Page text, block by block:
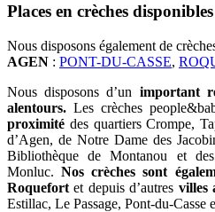
Places en crèches
Nous disposons également de
AGEN : PONT-DU-CASSE,
Nous disposons d’un important
alentours. Les crèches
proximité des quartiers Crompe,
d’Agen, de Notre Dame des
Bibliothèque de Montanou et
Monluc.Nos crèches sont
Roquefortet depuis d’autres villes
Estillac, Le Passage, Pont-du-Casse